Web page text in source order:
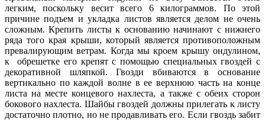
легким, поскольку весит всего 6 килограммов. По этой
причине подъем и укладка листов является делом не очень
сложным. Крепить листы к основанию начинают с нижнего
ряда того края крыши, который является противоположным
превалирующим ветрам. Когда мы кроем крышу ондулином,
к обрешетке его крепят с помощью специальных гвоздей с
декоративной шляпкой. Гвозди вбиваются в основание
вертикально по каждой волне в ее верхнюю часть на конце
листа на месте концевого нахлеста, а также с обеих сторон
бокового нахлеста. Шайбы гвоздей должны прилегать к листу
достаточно плотно, но не продавливать его. Если гвоздь забит